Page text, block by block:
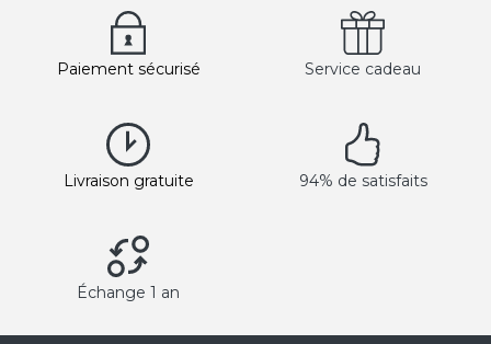
Paiement sécurisé Service cadeau
Livraison gratuite 94% de satisfaits
Échange 1 an